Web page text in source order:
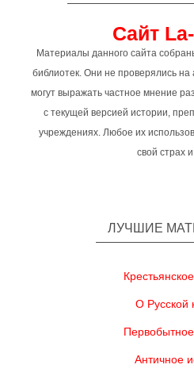
Сайт
Материалы данного сайта
библиотек. Они не проверялись на
могут выражать частное мнение
с текущей версией истории,
учреждениях. Любое их
свой страх
ЛУЧШИЕ
О Русской
Первобытное
Античное